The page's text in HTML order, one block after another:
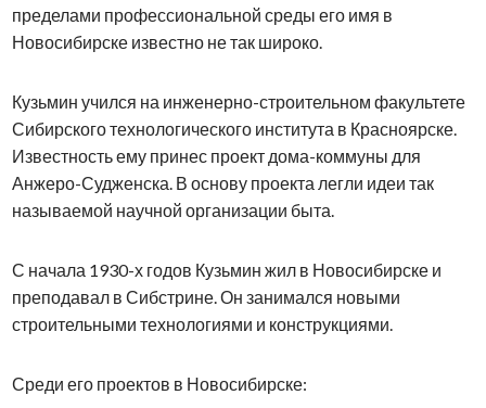
пределами профессиональной среды его имя в
Новосибирске известно не так широко.
Кузьмин учился на инженерно-строительном факультете
Сибирского технологического института в Красноярске.
Известность ему принес проект дома-коммуны для
Анжеро-Судженска. В основу проекта легли идеи так
называемой научной организации быта.
С начала 1930-х годов Кузьмин жил в Новосибирске и
преподавал в Сибстрине. Он занимался новыми
строительными технологиями и конструкциями.
Среди его проектов в Новосибирске: